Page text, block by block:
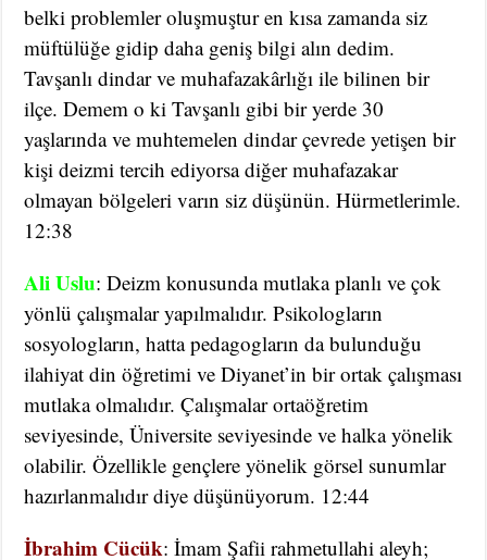
belki problemler oluşmuştur en kısa zamanda siz
müftülüğe gidip daha geniş bilgi alın dedim.
Tavşanlı dindar ve muhafazakârlığı ile bilinen bir
ilçe. Demem o ki Tavşanlı gibi bir yerde 30
yaşlarında ve muhtemelen dindar çevrede yetişen bir
kişi deizmi tercih ediyorsa diğer muhafazakar
olmayan bölgeleri varın siz düşünün. Hürmetlerimle.
12:38
Ali Uslu: Deizm konusunda mutlaka planlı ve çok
yönlü çalışmalar yapılmalıdır. Psikologların
sosyologların, hatta pedagogların da bulunduğu
ilahiyat din öğretimi ve Diyanet’in bir ortak çalışması
mutlaka olmalıdır. Çalışmalar ortaöğretim
seviyesinde, Üniversite seviyesinde ve halka yönelik
olabilir. Özellikle gençlere yönelik görsel sunumlar
hazırlanmalıdır diye düşünüyorum. 12:44
İbrahim Cücük: İmam Şafii rahmetullahi aleyh;